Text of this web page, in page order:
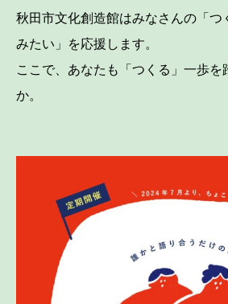
秋田市文化創造館はみなさんの「つ
みたい」を応援します。
ここで、あなたも「つくる」一歩
か。